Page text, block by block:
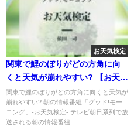
お天気検定
関東で鯉のぼりがどの方角に向
くと天気が崩れやすい? 【お天気
検定】
関東で鯉のぼりがどの方角に向くと天気が
崩れやすい? 朝の情報番組「グッド!モー
ニング」-お天気検定- テレビ朝日系列で放
送される朝の情報番組...